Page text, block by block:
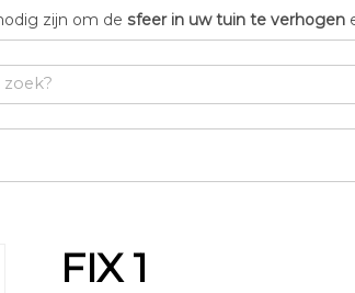
zijn om de sfeer in uw tuin te verhogen
FIX 1